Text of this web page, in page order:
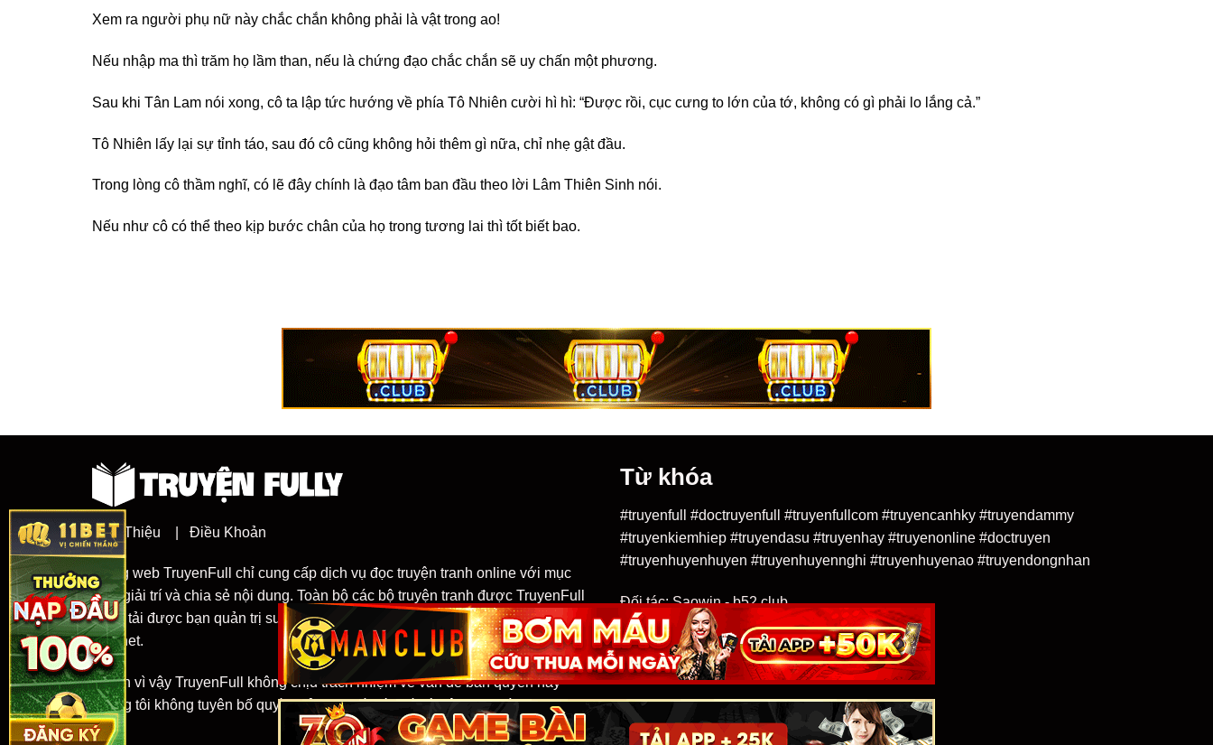
Xem ra người phụ nữ này chắc chắn không phải là vật trong ao!
Nếu nhập ma thì trăm họ lầm than, nếu là chứng đạo chắc chắn sẽ uy chấn một phương.
Sau khi Tân Lam nói xong, cô ta lập tức hướng về phía Tô Nhiên cười hì hì: “Được rồi, cục cưng to lớn của tớ, không có gì phải lo lắng cả.”
Tô Nhiên lấy lại sự tỉnh táo, sau đó cô cũng không hỏi thêm gì nữa, chỉ nhẹ gật đầu.
Trong lòng cô thầm nghĩ, có lẽ đây chính là đạo tâm ban đầu theo lời Lâm Thiên Sinh nói.
Nếu như cô có thể theo kịp bước chân của họ trong tương lai thì tốt biết bao.
Giới Thiệu Điều Khoản
Trang web TruyenFull chỉ cung cấp dịch vụ đọc truyện tranh online với mục
đích giải trí và chia sẻ nội dung. Toàn bộ các bộ truyện tranh được TruyenFull
đăng tải được bạn quản trị sưu tầm từ nhiều nguồn khác nhau trên mạng
internet.
Chính vì vậy TruyenFull không chịu trách nhiệm về vấn đề bản quyền hay
chúng tôi không tuyên bố quyền sở hữu đối với bất kỳ nội dung nào.
Từ khóa
#truyenfull #doctruyenfull #truyenfullcom #truyencanhky #truyendammy
#truyenkiemhiep #truyendasu #truyenhay #truyenonline #doctruyen
#truyenhuyenhuyen #truyenhuyennghi #truyenhuyenao #truyendongnhan
Đối tác:Saowin-b52 club